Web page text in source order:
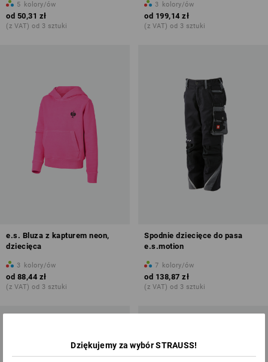
5 kolory/ów
od 50,31 zł
(z VAT) od 3 sztuki
3 kolory/ów
od 199,14 zł
(z VAT) od 3 sztuki
e.s. Bluza z kapturem neon,
dziecięca
3 kolory/ów
od 88,44 zł
(z VAT) od 3 sztuki
Spodnie dziecięce do pasa
e.s.motion
7 kolory/ów
od 138,87 zł
(z VAT) od 3 sztuki
Dziękujemy za wybór STRAUSS!